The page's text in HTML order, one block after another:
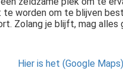
worden om te blijven
Zolang je blijft, mag alles
Hier is het (Google Maps)